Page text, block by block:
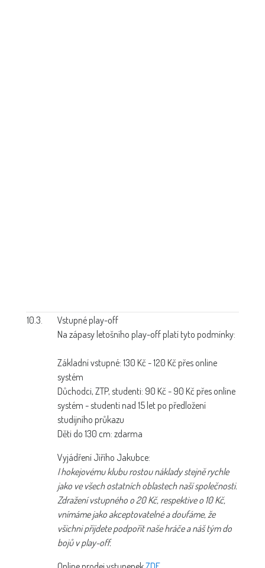
10.3.
Vstupné play-off
Na zápasy letošního play-off platí tyto podmínky:
Základní vstupné: 130 Kč - 120 Kč přes online
systém
Důchodci, ZTP, studenti: 90 Kč - 90 Kč přes online
systém - studenti nad 15 let po předložení
studijního průkazu
Děti do 130 cm: zdarma
Vyjádření Jiřího Jakubce:
I hokejovému klubu rostou náklady stejně rychle
jako ve všech ostatních oblastech naší společnosti.
Zdražení vstupného o 20 Kč, respektive o 10 Kč,
vnímáme jako akceptovatelné a doufáme, že
všichni přijdete podpořit naše hráče a náš tým do
bojů v play-off.